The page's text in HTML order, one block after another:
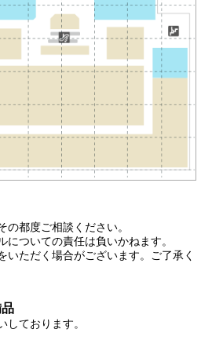
都度ご相談ください。
についての責任は負いかねます。
いただく場合がございます。ご了承く
しております。